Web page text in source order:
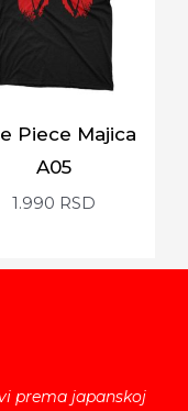
Piece Majica
A05
1.990 RSD
prema japanskoj